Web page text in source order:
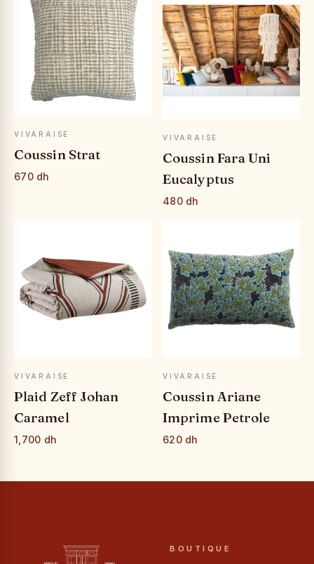
APERÇU RAPIDE
VIVARAISE
Coussin Strat
670 dh
APERÇU RAPIDE
VIVARAISE
Coussin Fara Uni
Eucalyptus
480 dh
APERÇU RAPIDE
VIVARAISE
Plaid Zeff Johan
Caramel
1,700 dh
APERÇU RAPIDE
VIVARAISE
Coussin Ariane
Imprime Petrole
620 dh
BOUTIQUE